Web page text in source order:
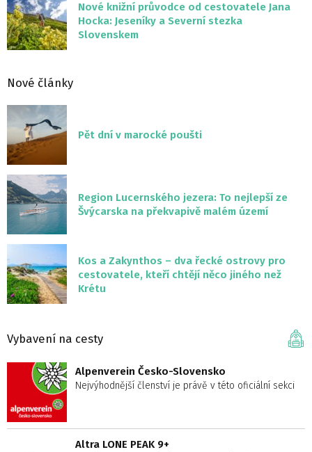
Nové knižní průvodce od cestovatele Jana
Hocka: Jeseníky a Severní stezka
Slovenskem
Nové články
Pět dní v marocké poušti
Region Lucernského jezera: To nejlepší ze
Švýcarska na překvapivě malém území
Kos a Zakynthos – dva řecké ostrovy pro
cestovatele, kteří chtějí něco jiného než
Krétu
Vybavení na cesty
Alpenverein Česko-Slovensko
Nejvýhodnější členství je právě v této oficiální sekci
Altra LONE PEAK 9+